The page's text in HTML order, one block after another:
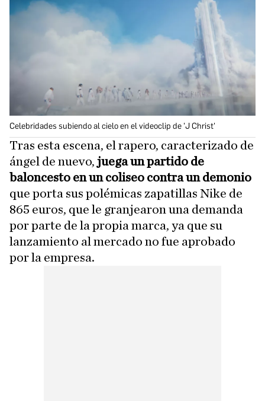
Celebridades subiendo al cielo en el videoclip de 'J Christ'
Tras esta escena, el rapero, caracterizado de
ángel de nuevo, juega un partido de
baloncesto en un coliseo contra un demonio
que porta sus polémicas zapatillas Nike de
865 euros, que le granjearon una demanda
por parte de la propia marca, ya que su
lanzamiento al mercado no fue aprobado
por la empresa.